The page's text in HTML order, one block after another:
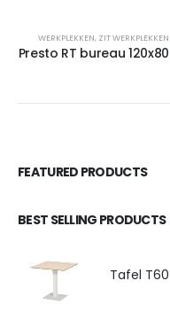
WERKPLEKKEN, ZIT WERKPLEKKEN
Presto RT bureau
FEATURED PRODUCTS
BEST SELLING PRODUCTS
Tafel